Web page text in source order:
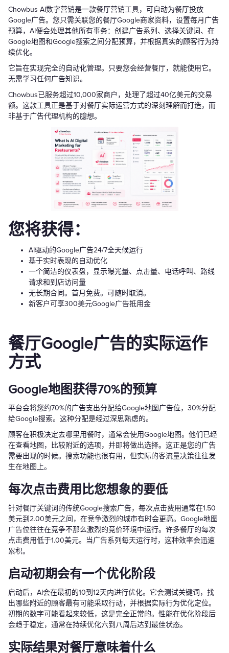
Chowbus AI数字营销是一款餐厅营销工具，可自动为餐厅投放
Google广告。您只需关联您的餐厅Google商家资料，设置每月广告
预算，AI便会处理其他所有事务：创建广告系列、选择关键词、在
Google地图和Google搜索之间分配预算，并根据真实的顾客行为持
续优化。
它旨在实现完全的自动化管理。只要您会经营餐厅，就能使用它。
无需学习任何广告知识。
Chowbus已服务超过10,000家商户，处理了超过40亿美元的交易
额。这款工具正是基于对餐厅实际运营方式的深刻理解而打造，而
非基于广告代理机构的臆想。
您将获得：
AI驱动的Google广告24/7全天候运行
基于实时表现的自动优化
一个简洁的仪表盘，显示曝光量、点击量、电话呼叫、路线
请求和到店访问量
无长期合同。首月免费。可随时取消。
新客户可享300美元Google广告抵用金
餐厅Google广告的实际运作
方式
Google地图获得70%的预算
平台会将您约70%的广告支出分配给Google地图广告位，30%分配
给Google搜索。这种分配是经过深思熟虑的。
顾客在积极决定去哪里用餐时，通常会使用Google地图。他们已经
在查看地图，比较附近的选项，并即将做出选择。这正是您的广告
需要出现的时候。搜索功能也很有用，但实际的客流量决策往往发
生在地图上。
每次点击费用比您想象的要低
针对餐厅关键词的传统Google搜索广告，每次点击费用通常在1.50
美元到2.00美元之间，在竞争激烈的城市有时会更高。Google地图
广告位往往在竞争不那么激烈的竞价环境中运行。许多餐厅的每次
点击费用低于1.00美元。当广告系列每天运行时，这种效率会迅速
累积。
启动初期会有一个优化阶段
启动后，AI会在最初的10到12天内进行优化。它会测试关键词，找
出哪些附近的顾客最有可能采取行动，并根据实际行为优化定位。
初期的数字可能看起来较低，这是完全正常的。性能在优化阶段后
会趋于稳定，通常在持续优化六到八周后达到最佳状态。
实际结果对餐厅意味着什么